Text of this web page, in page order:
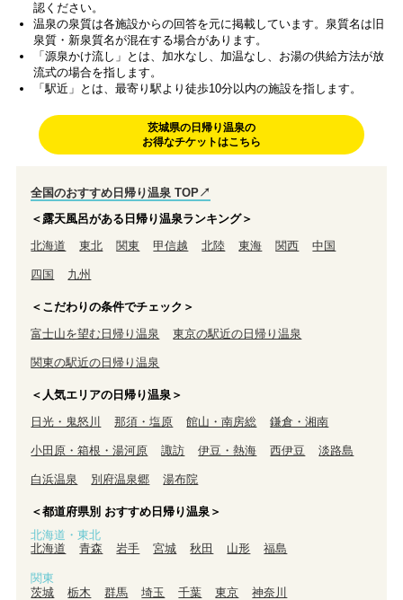
認ください。
温泉の泉質は各施設からの回答を元に掲載しています。泉質名は旧
泉質・新泉質名が混在する場合があります。
「源泉かけ流し」とは、加水なし、加温なし、お湯の供給方法が放
流式の場合を指します。
「駅近」とは、最寄り駅より徒歩10分以内の施設を指します。
茨城県の日帰り温泉の
お得なチケットはこちら
全国のおすすめ日帰り温泉 TOP↗
＜露天風呂がある日帰り温泉ランキング＞
北海道
東北 関東 甲信越 北陸 東海 関西 中国
四国 九州
＜こだわりの条件でチェック＞
富士山を望む日帰り温泉
東京の駅近の日帰り温泉
関東の駅近の日帰り温泉
＜人気エリアの日帰り温泉＞
日光・鬼怒川
那須・塩原 館山・南房総 鎌倉・湘南
小田原・箱根・湯河原 諏訪 伊豆・熱海 西伊豆 淡路島
白浜温泉 別府温泉郷 湯布院
＜都道府県別 おすすめ日帰り温泉＞
北海道・東北
北海道
青森 岩手 宮城 秋田 山形 福島
関東
茨城
栃木 群馬 埼玉 千葉 東京 神奈川